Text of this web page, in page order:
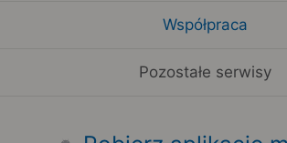
Współpraca
Pozostałe serwisy